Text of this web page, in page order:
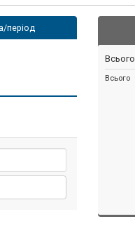
період
Всього
Всього